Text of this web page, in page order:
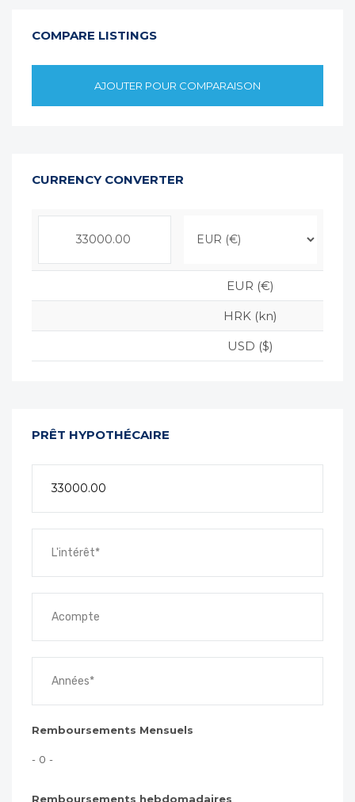
COMPARE LISTINGS
AJOUTER POUR COMPARAISON
CURRENCY CONVERTER
EUR (€)
HRK (kn)
USD ($)
PRÊT HYPOTHÉCAIRE
Remboursements Mensuels
- 0 -
Remboursements hebdomadaires